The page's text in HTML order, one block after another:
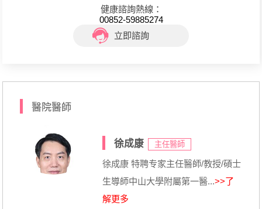
健康諮詢熱線：
00852-59885274
立即諮詢
醫院醫師
徐成康 主任醫師
徐成康 特聘专家主任醫師/教授/碩士
生導師中山大學附屬第一醫...>>了
解更多